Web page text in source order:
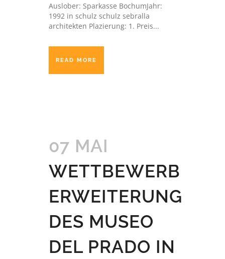
Auslober: Sparkasse BochumJahr:
1992 in schulz schulz sebralla
architekten Plazierung: 1. Preis...
READ MORE
07 MAI
WETTBEWERB
ERWEITERUNG
DES MUSEO
DEL PRADO IN